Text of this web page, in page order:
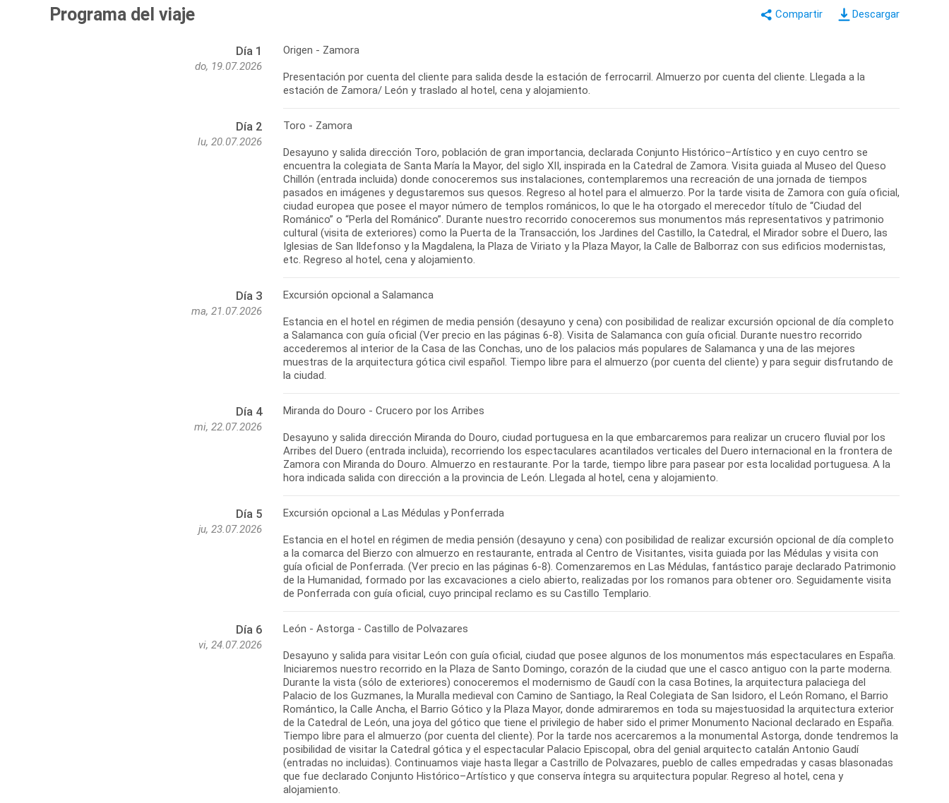
Descargar
Programa del viaje
Día 1
do, 19.07.2026
Origen - Zamora
Presentación por cuenta del cliente para salida desde la estación de ferrocarril. Almuerzo por cuenta del cliente. Llegada a la
Día 2
lu, 20.07.2026
Toro - Zamora
Desayuno y salida dirección Toro, población de gran importancia, declarada Conjunto Histórico–Artístico y en cuyo centro se
encuentra la colegiata de Santa María la Mayor, del siglo XII, inspirada en la Catedral de Zamora. Visita guiada al Museo del Queso
Chillón (entrada incluida) donde conoceremos sus instalaciones, contemplaremos una recreación de una jornada de tiempos
pasados en imágenes y degustaremos sus quesos. Regreso al hotel para el almuerzo. Por la tarde visita de Zamora con guía oficial,
ciudad europea que posee el mayor número de templos románicos, lo que le ha otorgado el merecedor título de “Ciudad del
Románico” o “Perla del Románico”. Durante nuestro recorrido conoceremos sus monumentos más representativos y patrimonio
cultural (visita de exteriores) como la Puerta de la Transacción, los Jardines del Castillo, la Catedral, el Mirador sobre el Duero, las
Iglesias de San Ildefonso y la Magdalena, la Plaza de Viriato y la Plaza Mayor, la Calle de Balborraz con sus edificios modernistas,
etc. Regreso al hotel, cena y alojamiento.
Día 3
ma, 21.07.2026
Excursión opcional a Salamanca
Estancia en el hotel en régimen de media pensión (desayuno y cena) con posibilidad de realizar excursión opcional de día completo
a Salamanca con guía oficial (Ver precio en las páginas 6-8). Visita de Salamanca con guía oficial. Durante nuestro recorrido
accederemos al interior de la Casa de las Conchas, uno de los palacios más populares de Salamanca y una de las mejores
muestras de la arquitectura gótica civil español. Tiempo libre para el almuerzo (por cuenta del cliente) y para seguir disfrutando de
la ciudad.
Día 4
mi, 22.07.2026
Miranda do Douro - Crucero por los Arribes
Desayuno y salida dirección Miranda do Douro, ciudad portuguesa en la que embarcaremos para realizar un crucero fluvial por los
Arribes del Duero (entrada incluida), recorriendo los espectaculares acantilados verticales del Duero internacional en la frontera de
Zamora con Miranda do Douro. Almuerzo en restaurante. Por la tarde, tiempo libre para pasear por esta localidad portuguesa. A la
hora indicada salida con dirección a la provincia de León. Llegada al hotel, cena y alojamiento.
Día 5
ju, 23.07.2026
Excursión opcional a Las Médulas y Ponferrada
Estancia en el hotel en régimen de media pensión (desayuno y cena) con posibilidad de realizar excursión opcional de día completo
a la comarca del Bierzo con almuerzo en restaurante, entrada al Centro de Visitantes, visita guiada por las Médulas y visita con
guía oficial de Ponferrada. (Ver precio en las páginas 6-8). Comenzaremos en Las Médulas, fantástico paraje declarado Patrimonio
de la Humanidad, formado por las excavaciones a cielo abierto, realizadas por los romanos para obtener oro. Seguidamente visita
de Ponferrada con guía oficial, cuyo principal reclamo es su Castillo Templario.
Día 6
vi, 24.07.2026
León - Astorga - Castillo de Polvazares
Desayuno y salida para visitar León con guía oficial, ciudad que posee algunos de los monumentos más espectaculares en España.
Iniciaremos nuestro recorrido en la Plaza de Santo Domingo, corazón de la ciudad que une el casco antiguo con la parte moderna.
Durante la vista (sólo de exteriores) conoceremos el modernismo de Gaudí con la casa Botines, la arquitectura palaciega del
Palacio de los Guzmanes, la Muralla medieval con Camino de Santiago, la Real Colegiata de San Isidoro, el León Romano, el Barrio
Romántico, la Calle Ancha, el Barrio Gótico y la Plaza Mayor, donde admiraremos en toda su majestuosidad la arquitectura exterior
de la Catedral de León, una joya del gótico que tiene el privilegio de haber sido el primer Monumento Nacional declarado en España.
Tiempo libre para el almuerzo (por cuenta del cliente). Por la tarde nos acercaremos a la monumental Astorga, donde tendremos la
posibilidad de visitar la Catedral gótica y el espectacular Palacio Episcopal, obra del genial arquitecto catalán Antonio Gaudí
(entradas no incluidas). Continuamos viaje hasta llegar a Castrillo de Polvazares, pueblo de calles empedradas y casas blasonadas
que fue declarado Conjunto Histórico–Artístico y que conserva íntegra su arquitectura popular. Regreso al hotel, cena y
alojamiento.